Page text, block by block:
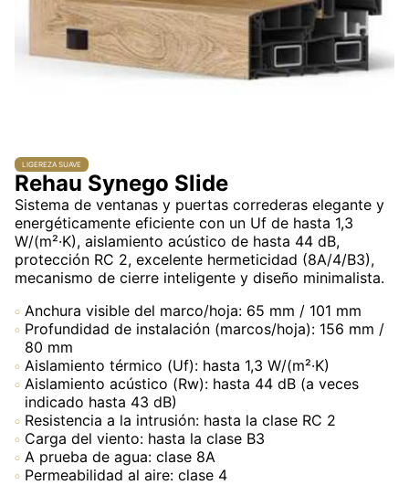
LIGEREZA SUAVE
Rehau Synego Slide
Sistema de ventanas y puertas correderas elegante y
energéticamente eficiente con un Uf de hasta 1,3
W/(m²·K), aislamiento acústico de hasta 44 dB,
protección RC 2, excelente hermeticidad (8A/4/B3),
mecanismo de cierre inteligente y diseño minimalista.
Anchura visible del marco/hoja: 65 mm / 101 mm
Profundidad de instalación (marcos/hoja): 156 mm /
80 mm
Aislamiento térmico (Uf): hasta 1,3 W/(m²·K)
Aislamiento acústico (Rw): hasta 44 dB (a veces
indicado hasta 43 dB)
Resistencia a la intrusión: hasta la clase RC 2
Carga del viento: hasta la clase B3
A prueba de agua: clase 8A
Permeabilidad al aire: clase 4